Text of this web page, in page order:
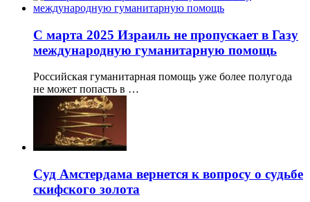
С марта 2025 Израиль не пропускает в Газу
международную гуманитарную помощь
Российская гуманитарная помощь уже более полугода
не может попасть в …
Суд Амстердама вернется к вопросу о судьбе
скифского золота